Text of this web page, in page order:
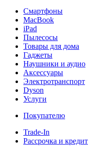
Смартфоны
MacBook
iPad
Пылесосы
Товары для дома
Гаджеты
Наушники и аудио
Аксессуары
Электротранспорт
Dyson
Услуги
Покупателю
Trade-In
Рассрочка и кредит